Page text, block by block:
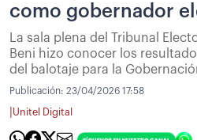
como gobernador
La sala plena del Tribunal
Beni hizo conocer los
del balotaje para la
Publicación: 23/04/2026 17:58
Unitel Digital